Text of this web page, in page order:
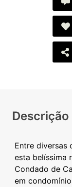
Descrição
Entre diversas
esta belíssima
Condado de
em